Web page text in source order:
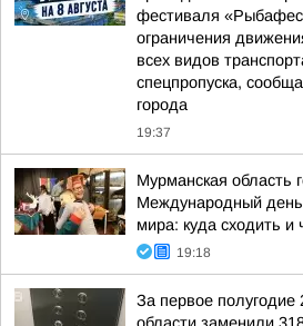
фестиваля
ограничения
всех видов
спецпропуска,
города
19:37
Мурманская область
Международный
мира: куда сходить и
19:18
За первое полугодие